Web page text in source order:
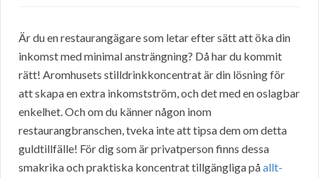
Är du en restaurangägare som letar efter sätt att öka din
inkomst med minimal ansträngning? Då har du kommit
rätt! Aromhusets stilldrinkkoncentrat är din lösning för
att skapa en extra inkomstström, och det med en oslagbar
enkelhet. Och om du känner någon inom
restaurangbranschen, tveka inte att tipsa dem om detta
guldtillfälle! För dig som är privatperson finns dessa
smakrika och praktiska koncentrat tillgängliga påallt-